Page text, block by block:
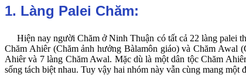
1. Làng Palei Chăm:
Hiện nay người Chăm ở Ninh Thuận có tất cả 22 làng palei
Chăm Ahiêr (Chăm ảnh hưởng Bàlamôn giáo) và Chăm Awal
Ahiêr và 7 làng Chăm Awal. Mặc dù là một dân tộc Chăm
sống tách biệt nhau. Tuy vậy hai nhóm này vẫn cùng mang một